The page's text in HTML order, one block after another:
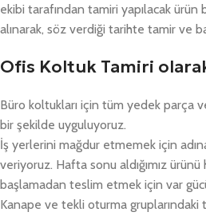
ekibi tarafından tamiri yapılacak
alınarak, söz verdiği tarihte tamir ve
Ofis Koltuk Tamiri
Büro koltukları için tüm yedek parça
bir şekilde uyguluyoruz.
İş yerlerini mağdur etmemek için
veriyoruz. Hafta sonu aldığımız
başlamadan teslim etmek için var
Kanape ve tekli oturma gruplarındaki